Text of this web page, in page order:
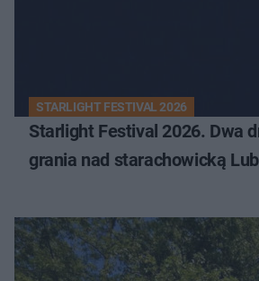
STARLIGHT FESTIVAL 2026
Starlight Festival 2026. Dwa
grania nad starachowicką